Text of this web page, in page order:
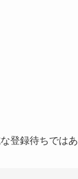
登録待ちではあ